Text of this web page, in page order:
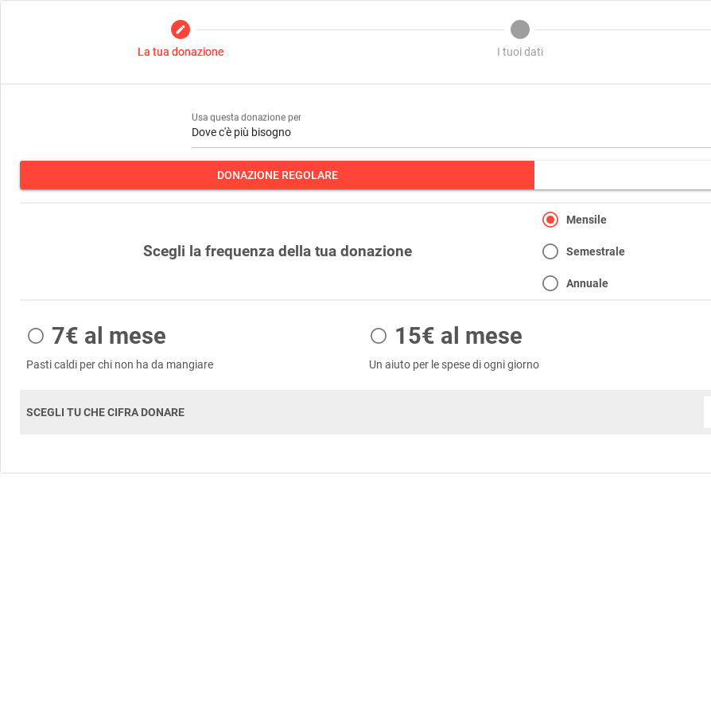
edit
La tua donazione I tuoi dati
Dove c'è più bisogno
Usa questa donazione per
DONAZIONE REGOLARE
Scegli la frequenza della tua donazione
Mensile
Semestrale
Annuale
7€ al mese
Pasti caldi per chi non ha da mangiare
15€ al mese
Un aiuto per le spese di ogni giorno
SCEGLI TU CHE CIFRA DONARE